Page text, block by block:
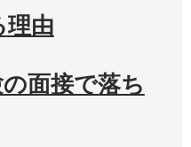
理由
面接で落ち